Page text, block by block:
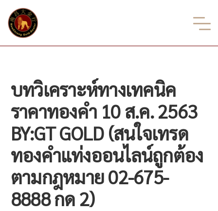
บทวิเคราะห์ทางเทคนิค
ราคาทองคำ 10 ส.ค. 2563
BY:GT GOLD (สนใจเทรด
ทองคำแท่งออนไลน์ถูกต้อง
ตามกฎหมาย 02-675-
8888 กด 2)